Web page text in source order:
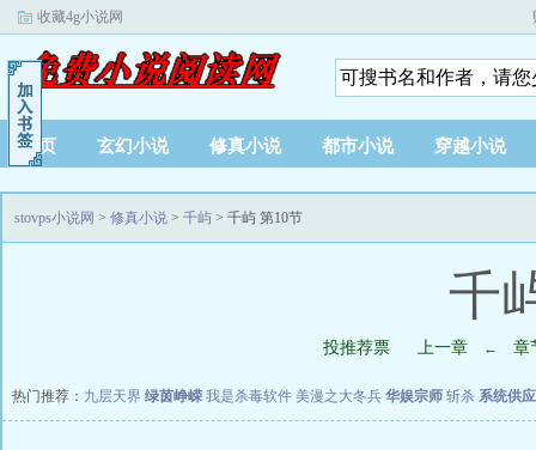
收藏4g小说网
首页 玄幻小说 修真小说 都市小说 穿越小说
stovps小说网 > 修真小说 > 千屿 > 千屿 第10节
千
投推荐票 上一章 ← 章
热门推荐： 九层天界 绿茵峥嵘 我是杀毒软件 美漫之大冬兵 华娱宗师 斩杀 系统供